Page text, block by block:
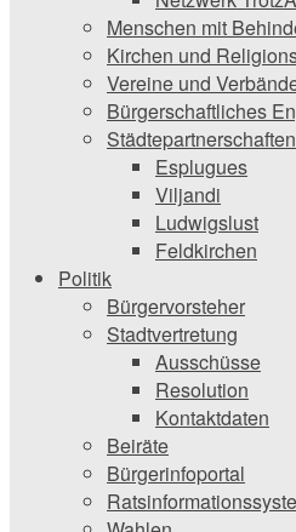
Menschen mit
Kirchen und
Vereine und
Bürgerschaftliches
Städtepartnerschaften
Esplugues
Viljandi
Ludwigslust
Feldkirchen
Politik
Bürgervorsteher
Stadtvertretung
Ausschüsse
Resolution
Kontaktdaten
Beiräte
Bürgerinfoportal